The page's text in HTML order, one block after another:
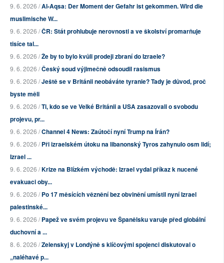
9. 6. 2026 /Al-Aqsa: Der Moment der Gefahr ist gekommen. Wird die
muslimische W...
9. 6. 2026 /ČR: Stát prohlubuje nerovnosti a ve školství promarňuje
tisíce tal...
9. 6. 2026 /Že by to bylo kvůli prodeji zbraní do Izraele?
9. 6. 2026 /Český soud výjimečně odsoudil rasismus
9. 6. 2026 /Ještě se v Británii neobáváte tyranie? Tady je důvod, proč
byste měli
9. 6. 2026 /Ti, kdo se ve Velké Británii a USA zasazovali o svobodu
projevu, pr...
9. 6. 2026 /Channel 4 News: Zaútočí nyní Trump na Írán?
9. 6. 2026 /Při izraelském útoku na libanonský Tyros zahynulo osm lidí;
Izrael ...
9. 6. 2026 /Krize na Blízkém východě: Izrael vydal příkaz k nucené
evakuaci oby...
9. 6. 2026 /Po 17 měsících věznění bez obvinění umístil nyní Izrael
palestinské...
9. 6. 2026 /Papež ve svém projevu ve Španělsku varuje před globální
duchovní a ...
8. 6. 2026 /Zelenskyj v Londýně s klíčovými spojenci diskutoval o
„naléhavé p...